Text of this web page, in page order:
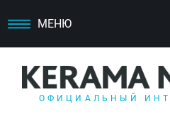
МЕНЮ
ОФИЦИАЛЬНЫЙ